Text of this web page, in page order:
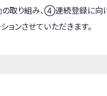
の取り組み、④連続登録に向
ョンさせていただきます。